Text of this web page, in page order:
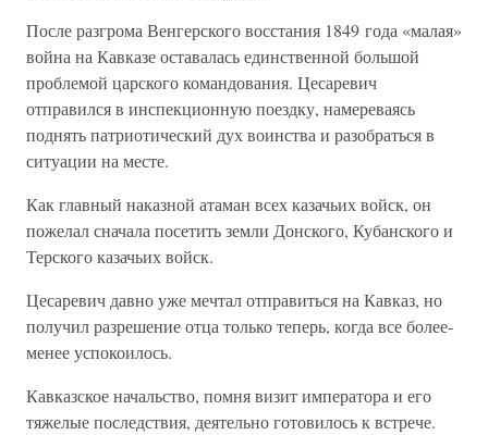
После разгрома Венгерского восстания 1849 года «малая»
война на Кавказе оставалась единственной большой
проблемой царского командования. Цесаревич
отправился в инспекционную поездку, намереваясь
поднять патриотический дух воинства и разобраться в
ситуации на месте.
Как главный наказной атаман всех казачьих войск, он
пожелал сначала посетить земли Донского, Кубанского и
Терского казачьих войск.
Цесаревич давно уже мечтал отправиться на Кавказ, но
получил разрешение отца только теперь, когда все более-
менее успокоилось.
Кавказское начальство, помня визит императора и его
тяжелые последствия, деятельно готовилось к встрече.